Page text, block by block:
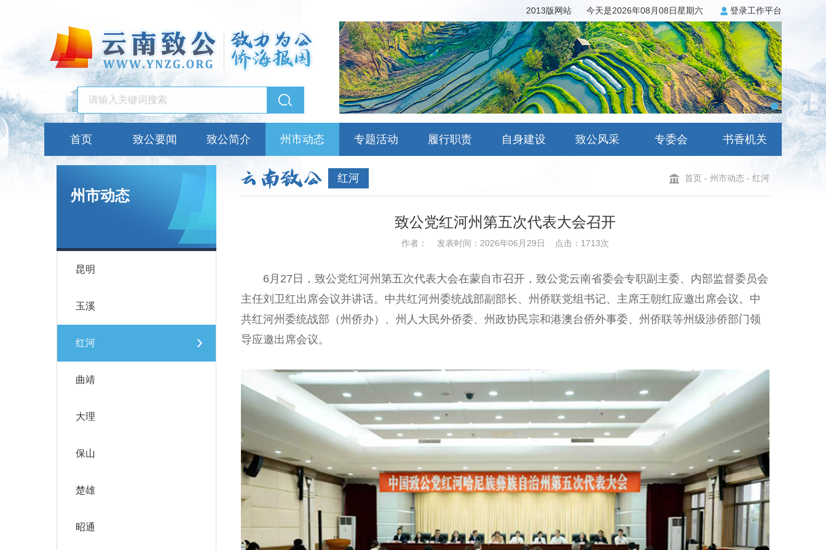
2013版网站 今天是2026年08月08日星期六 登录工作平台
首页 致公要闻 致公简介 州市动态 专题活动 履行职责 自身建设 致公风采 专委会 书香机关
州市动态
昆明
玉溪
红河
曲靖
大理
保山
楚雄
昭通
红河 首页 - 州市动态 - 红河
致公党红河州第五次代表大会召开
作者： 发表时间：2026年06月29日 点击：1713次
6月27日，致公党红河州第五次代表大会在蒙自市召开，致公党云南省委会专职副主委、内部监督委员会
主任刘卫红出席会议并讲话。中共红河州委统战部副部长、州侨联党组书记、主席王朝红应邀出席会议。中
共红河州委统战部（州侨办）、州人大民外侨委、州政协民宗和港澳台侨外事委、州侨联等州级涉侨部门领
导应邀出席会议。